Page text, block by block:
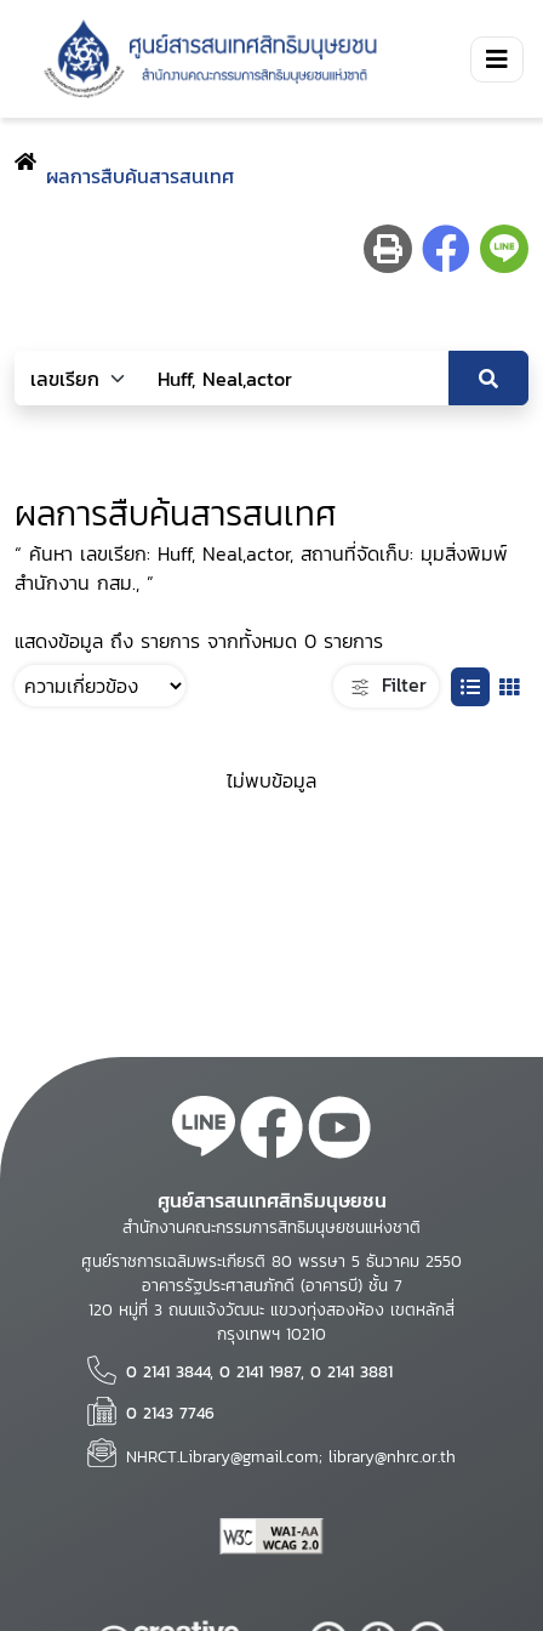
ผลการสืบค้นสารสนเทศ
ผลการสืบค้นสารสนเทศ
“ ค้นหา เลขเรียก: Huff, Neal,actor, สถานที่จัดเก็บ: มุมสิ่งพิมพ์
สำนักงาน กสม., ”
แสดงข้อมูล ถึง รายการ จากทั้งหมด 0 รายการ
Filter
ไม่พบข้อมูล
ศูนย์สารสนเทศสิทธิมนุษยชน
สำนักงานคณะกรรมการสิทธิมนุษยชนแห่งชาติ
ศูนย์ราชการเฉลิมพระเกียรติ 80 พรรษา 5 ธันวาคม 2550
อาคารรัฐประศาสนภักดี (อาคารบี) ชั้น 7
120 หมู่ที่ 3 ถนนแจ้งวัฒนะ แขวงทุ่งสองห้อง เขตหลักสี่
กรุงเทพฯ 10210
0 2141 3844, 0 2141 1987, 0 2141 3881
0 2143 7746
NHRCT.Library@gmail.com; library@nhrc.or.th